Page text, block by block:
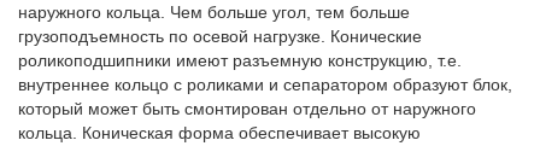
наружного кольца. Чем больше угол, тем больше
грузоподъемность по осевой нагрузке. Конические
роликоподшипники имеют разъемную конструкцию, т.е.
внутреннее кольцо с роликами и сепаратором образуют блок,
который может быть смонтирован отдельно от наружного
кольца. Коническая форма обеспечивает высокую